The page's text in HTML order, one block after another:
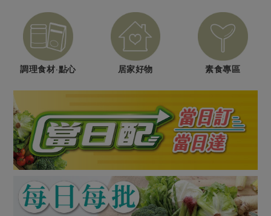
素食專區
樂齡友善
社務會議 地區活動
活動報下載
調理食材·點心 居家好物 素食專區